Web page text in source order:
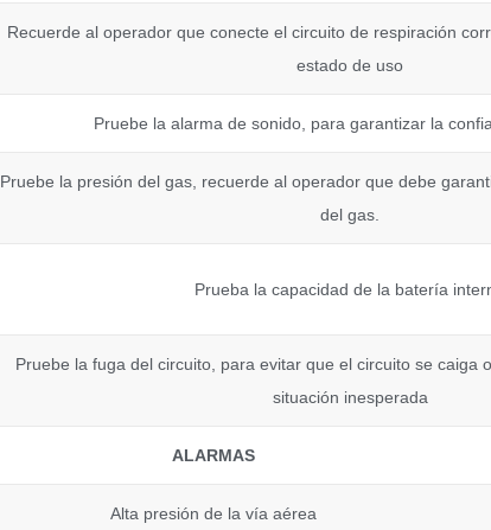
Recuerde al operador que conecte el circuito de respiración
estado de uso
Pruebe la alarma de sonido, para garantizar la
Pruebe la presión del gas, recuerde al operador que debe
del gas.
Prueba la capacidad de la batería
Pruebe la fuga del circuito, para evitar que el circuito se caiga
situación inesperada
ALARMAS
Alta presión de la vía aérea